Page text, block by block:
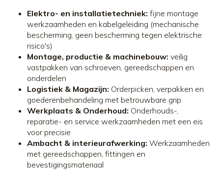
Elektro- en installatietechniek: fijne montage
werkzaamheden en kabelgeleiding (mechanische
bescherming, geen bescherming tegen elektrische
risico's)
Montage, productie & machinebouw: veilig
vastpakken van schroeven, gereedschappen en
onderdelen
Logistiek & Magazijn: Orderpicken, verpakken en
goederenbehandeling met betrouwbare grip
Werkplaats & Onderhoud: Onderhouds-,
reparatie- en service werkzaamheden met een eis
voor precisie
Ambacht & interieurafwerking: Werkzaamheden
met gereedschappen, fittingen en
bevestigingsmateriaal